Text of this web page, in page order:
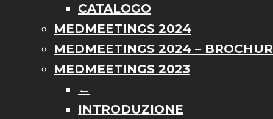
CATALOGO
MEDMEETINGS 2024
MEDMEETINGS 2024 –
MEDMEETINGS 2023
←
INTRODUZIONE